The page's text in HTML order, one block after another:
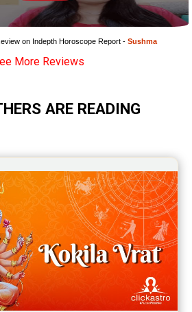
Reviews
Reviews
Reviews
Reviews
Reviews
Reviews
Reviews
Reviews
Reviews
on Indepth Horoscope Report - Sushma
More Reviews
ARE READING